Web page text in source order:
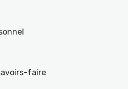
faire